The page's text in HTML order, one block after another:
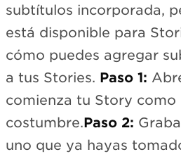
subtítulos incorporada,
está disponible para
cómo puedes agregar
a tus Stories. Paso 1:
comienza tu Story como
costumbre.Paso 2:
uno que ya hayas